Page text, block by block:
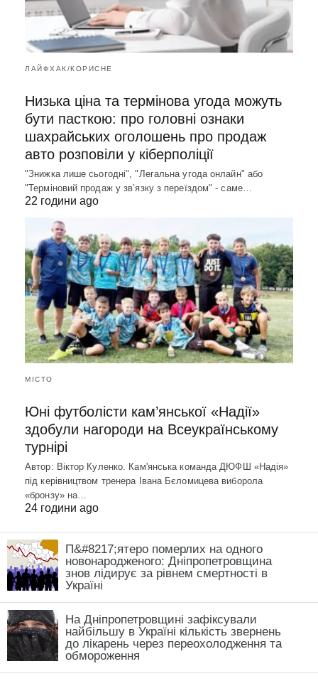
ЛАЙФХАК/КОРИСНЕ
Низька ціна та термінова угода можуть
бути пасткою: про головні ознаки
шахрайських оголошень про продаж
авто розповіли у кіберполіції
"Знижка лише сьогодні", "Легальна угода онлайн" або
"Терміновий продаж у зв’язку з переїздом" - саме…
22 години ago
МІСТО
Юні футболісти кам’янської «Надії»
здобули нагороди на Всеукраїнському
турнірі
Автор: Віктор Куленко. Кам'янська команда ДЮФШ «Надія»
під керівництвом тренера Івана Бєломицева виборола
«бронзу» на…
24 години ago
П&#8217;ятеро померлих на одного
новонародженого: Дніпропетровщина
знов лідирує за рівнем смертності в
Україні
На Дніпропетровщині зафіксували
найбільшу в Україні кількість звернень
до лікарень через переохолодження та
обмороження